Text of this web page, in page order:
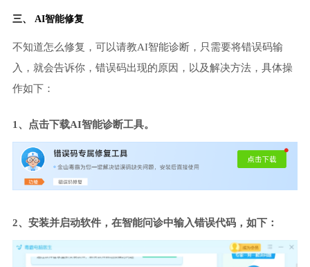
三、 AI智能修复
不知道怎么修复，可以请教AI智能诊断，只需要将错误码输
入，就会告诉你，错误码出现的原因，以及解决方法，具体操
作如下：
1、点击下载AI智能诊断工具。
2、安装并启动软件，在智能问诊中输入错误代码，如下：